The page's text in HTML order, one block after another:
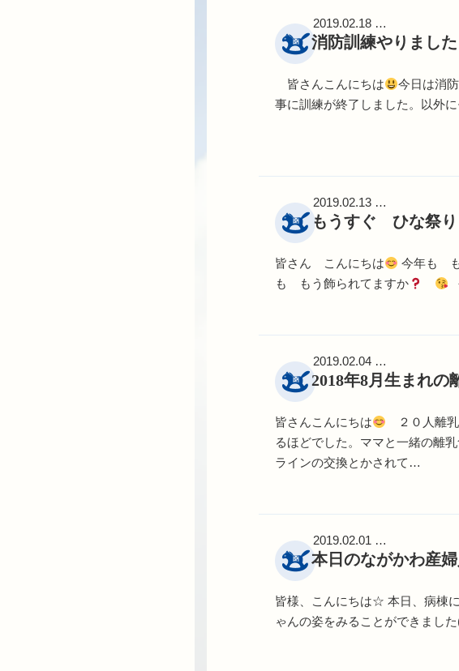
2019.02.18 …
消防訓練やりました
皆さんこんにちは
今日は消
事に訓練が終了しました。以外
待
2019.02.13 …
もうすぐ ひな祭り
皆さん こんにちは 今年も
も もう飾られてますか
2019.02.04 …
2018年8月生まれの
皆さんこんにちは
２０人離乳
るほどでした。ママと一緒の離
ラインの交換とかされて…
2019.02.01 …
本日のながかわ産
皆様、こんにちは☆ 本日、病棟
ゃんの姿をみることができました